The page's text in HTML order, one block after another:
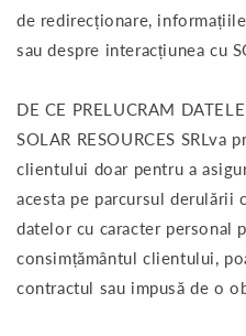
de redirecționare,
sau despre interacțiunea cu
DE CE PRELUCRAM
SOLAR RESOURCES SRLva
clientului doar pentru a
acesta pe parcursul derulării
datelor cu caracter personal
consimțământul clientului,
contractul sau impusă de o